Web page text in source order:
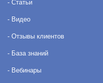
- Статьи
- Видео
- Отзывы клиентов
- База знаний
- Вебинары